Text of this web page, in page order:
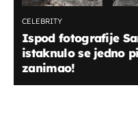
CELEBRITY
Ispod fotografije
istaknulo se jedno
zanimao!